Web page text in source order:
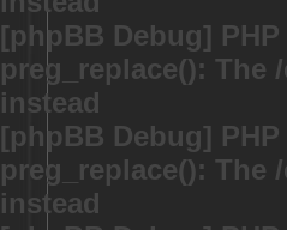
[phpBB Debug]
preg_replace(): The
instead
[phpBB Debug]
preg_replace(): The
instead